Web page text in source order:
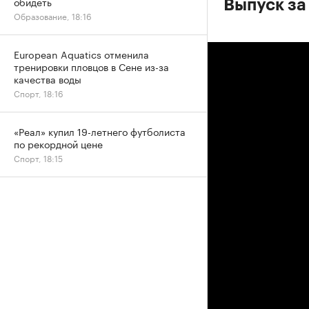
Выпуск
Образование, 18:16
European Aquatics отменила
тренировки пловцов в Сене из-за
качества воды
Спорт, 18:16
«Реал» купил 19-летнего футболиста
по рекордной цене
Спорт, 18:15